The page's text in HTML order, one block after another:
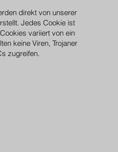
direkt von unserer
Jedes Cookie ist
variiert von ein
keine Viren, Trojaner
zugreifen.